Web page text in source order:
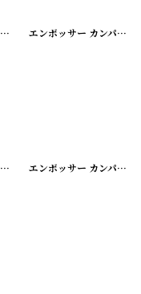
]
エンボッサー カンパニーシール [20200424-13]エンボッサー カンパニーシール
]エンボッサー カンパニーシール [20200424-16]
エンボッサー カンパニーシール